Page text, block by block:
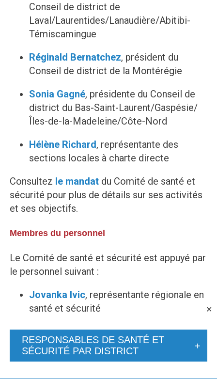
✕
Conseil de district de
Laval/Laurentides/Lanaudière/Abitibi-
Témiscamingue
Réginald Bernatchez, président du
Conseil de district de la Montérégie
Sonia Gagné, présidente du Conseil de
district du Bas-Saint-Laurent/Gaspésie/
Îles-de-la-Madeleine/Côte-Nord
Hélène Richard, représentante des
sections locales à charte directe
Consultez le mandat du Comité de santé et
sécurité pour plus de détails sur ses activités
et ses objectifs.
Membres du personnel
Le Comité de santé et sécurité est appuyé par
le personnel suivant :
Jovanka Ivic, représentante régionale en
santé et sécurité
RESPONSABLES DE SANTÉ ET
SÉCURITÉ PAR DISTRICT